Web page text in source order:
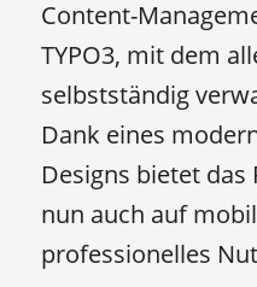
Content-
TYPO3, mit dem
selbstständig
Dank eines
Designs bietet das
nun auch auf
professionelles